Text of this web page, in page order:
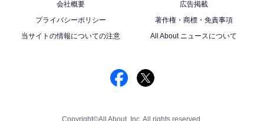
会社概要
広告掲載
プライバシーポリシー
著作権・商標・免責事項
当サイトの情報についての注意
All About ニュースについて